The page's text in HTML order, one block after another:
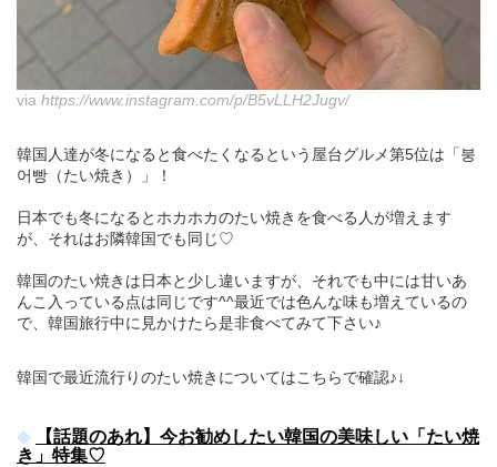
via https://www.instagram.com/p/B5vLLH2Jugv/
韓国人達が冬になると食べたくなるという屋台グルメ第5位は「붕
어빵（たい焼き）」！
日本でも冬になるとホカホカのたい焼きを食べる人が増えます
が、それはお隣韓国でも同じ♡
韓国のたい焼きは日本と少し違いますが、それでも中には甘いあ
んこ入っている点は同じです^^最近では色んな味も増えているの
で、韓国旅行中に見かけたら是非食べてみて下さい♪
韓国で最近流行りのたい焼きについてはこちらで確認♪↓
【話題のあれ】今お勧めしたい韓国の美味しい「たい焼
き」特集♡